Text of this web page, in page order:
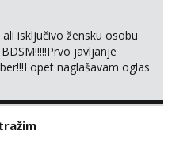
je ovo samo povremena
uživati ćeš 😉 Moje slike
bolja, bez neugodnih izn...
isključivo žensku osobu
javljanje
opet naglašavam oglas
se javljati!!!!!